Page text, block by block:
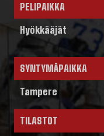
PELIPAIKKA
Hyökkääjät
SYNTYMÄPAIKKA
Tampere
TILASTOT